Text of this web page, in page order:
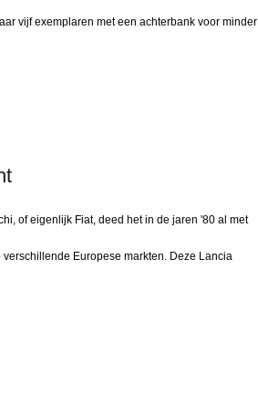
vijf exemplaren met een achterbank voor minder
of eigenlijk Fiat, deed het in de jaren '80 al met
Europese markten. Deze Lancia